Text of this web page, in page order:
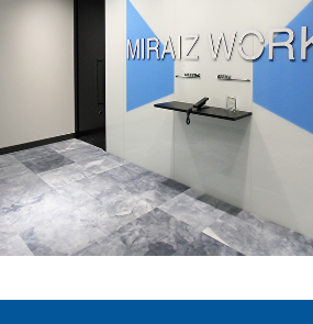
NEWS 新着情報